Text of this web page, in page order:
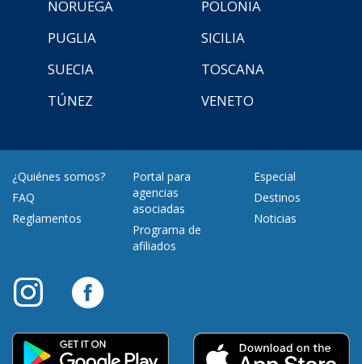
NORUEGA
POLONIA
PUGLIA
SICILIA
SUECIA
TOSCANA
TÚNEZ
VENETO
¿Quiénes somos?
FAQ
Reglamentos
Portal para
agencias
asociadas
Programa de
afiliados
Especial
Destinos
Noticias